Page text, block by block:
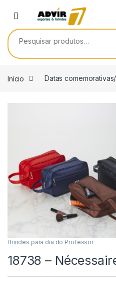
Pesquisar por:
Início Datas
Brindes para dia do Professor
18738 –